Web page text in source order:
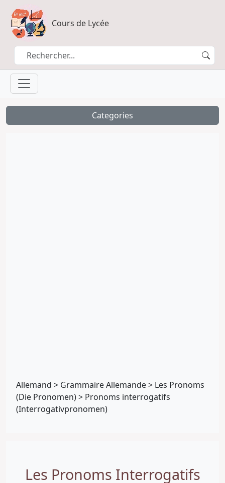
Cours de Lycée
Categories
Allemand > Grammaire Allemande> Les Pronoms
(Die Pronomen)> Pronoms interrogatifs
(Interrogativpronomen)
Les Pronoms Interrogatifs